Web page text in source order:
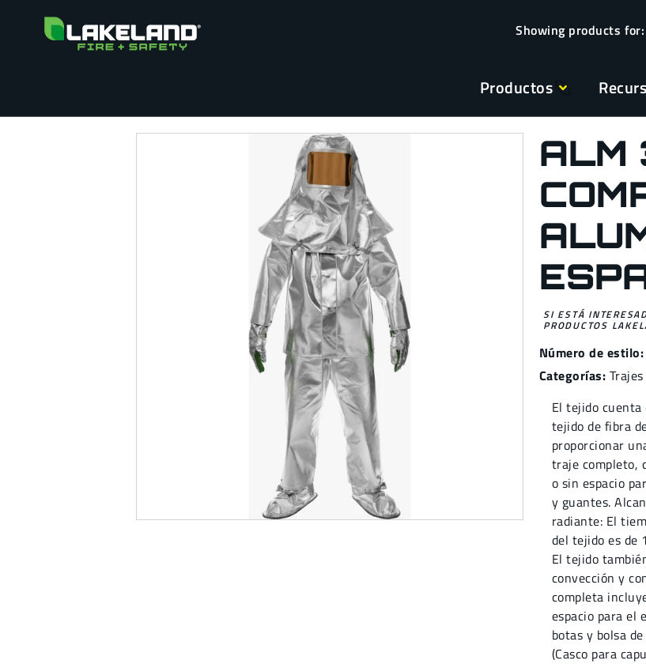
Productos
ALM
SI ESTÁ
PRODUCTOS
Número de estilo:
Categorías:
El tejido cuenta
tejido de fibra
proporcionar
traje completo,
o sin espacio
y guantes.
radiante: El
del tejido es de
El tejido
convección y
completa
espacio para el
botas y bolsa
(Casco para